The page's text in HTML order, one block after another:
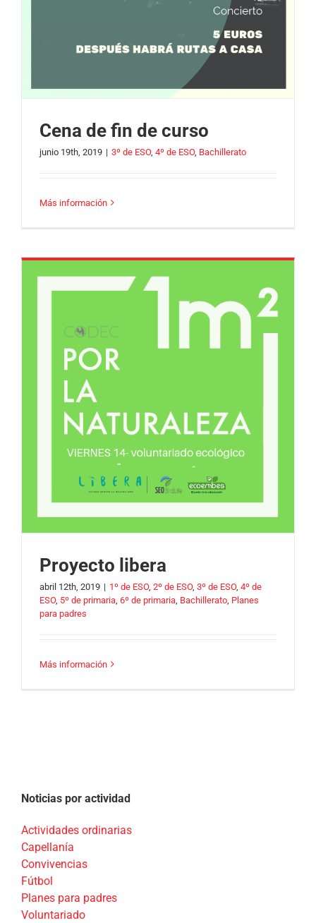
Cena de fin de curso
junio 19th, 2019 | 3º de ESO, 4º de ESO, Bachillerato
Más información
Proyecto libera
abril 12th, 2019 | 1º de ESO, 2º de ESO, 3º de ESO, 4º de
ESO, 5º de primaria 6º de primaria Bachillerato Planes
para padres
Más información
Noticias por actividad
Actividades ordinarias
Capellanía
Convivencias
Fútbol
Planes para padres
Voluntariado